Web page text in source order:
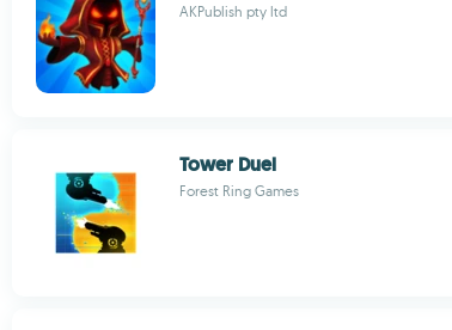
AKPublish pty ltd
Tower Duel
Forest Ring Games